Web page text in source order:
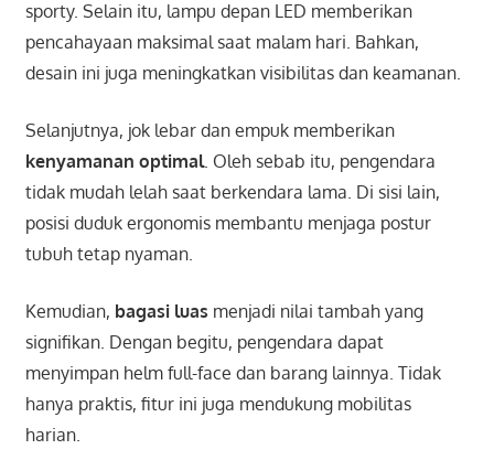
sporty. Selain itu, lampu depan LED memberikan
pencahayaan maksimal saat malam hari. Bahkan,
desain ini juga meningkatkan visibilitas dan keamanan.
Selanjutnya, jok lebar dan empuk memberikan
kenyamanan optimal. Oleh sebab itu, pengendara
tidak mudah lelah saat berkendara lama. Di sisi lain,
posisi duduk ergonomis membantu menjaga postur
tubuh tetap nyaman.
Kemudian, bagasi luas menjadi nilai tambah yang
signifikan. Dengan begitu, pengendara dapat
menyimpan helm full-face dan barang lainnya. Tidak
hanya praktis, fitur ini juga mendukung mobilitas
harian.